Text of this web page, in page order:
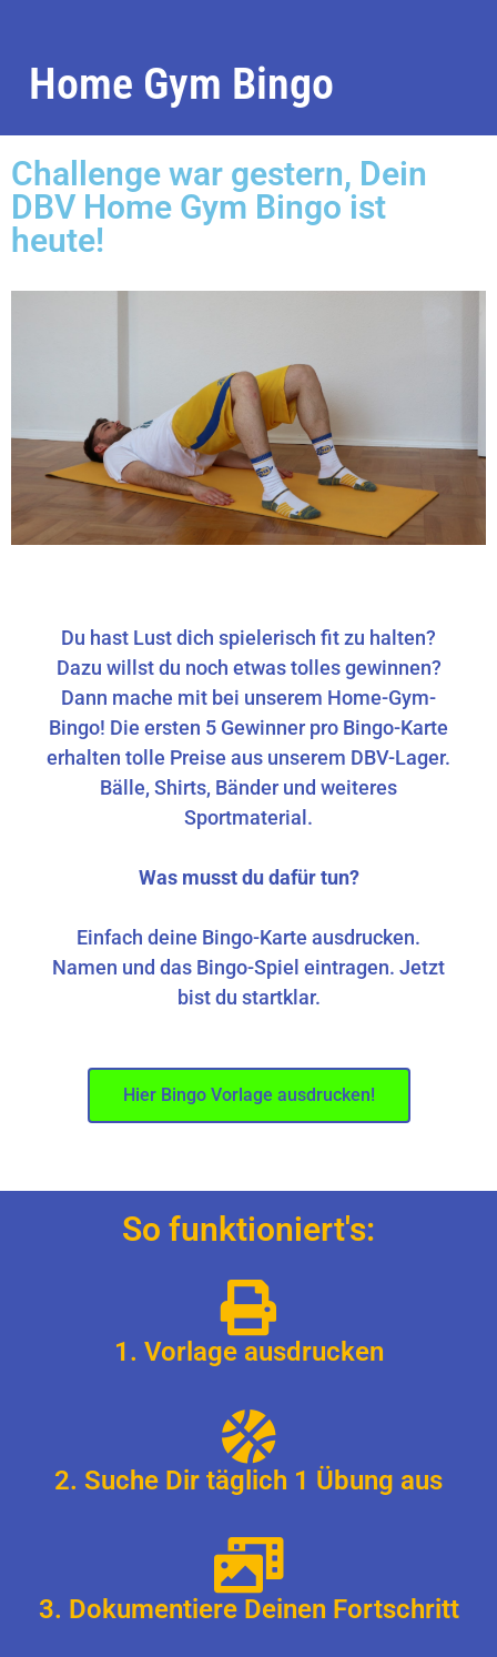
Home Gym Bingo
Challenge war gestern, Dein
DBV Home Gym Bingo ist
heute!
Du hast Lust dich spielerisch fit zu halten?
Dazu willst du noch etwas tolles gewinnen?
Dann mache mit bei unserem Home-Gym-
Bingo! Die ersten 5 Gewinner pro Bingo-Karte
erhalten tolle Preise aus unserem DBV-Lager.
Bälle, Shirts, Bänder und weiteres
Sportmaterial.
Was musst du dafür tun?
Einfach deine Bingo-Karte ausdrucken.
Namen und das Bingo-Spiel eintragen. Jetzt
bist du startklar.
Hier Bingo Vorlage ausdrucken!
So funktioniert's:
1. Vorlage ausdrucken
2. Suche Dir täglich 1 Übung aus
3. Dokumentiere Deinen Fortschritt